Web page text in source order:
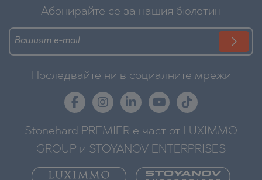
Абонирайте се за нашия бюлетин
Последвайте ни в социалните мрежи
Stonehard PREMIER е част от LUXIMMO
GROUP и STOYANOV ENTERPRISES